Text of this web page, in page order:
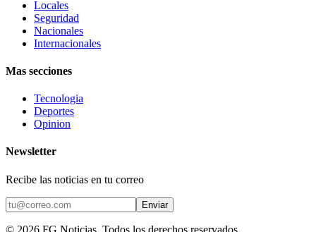
Locales
Seguridad
Nacionales
Internacionales
Mas secciones
Tecnologia
Deportes
Opinion
Newsletter
Recibe las noticias en tu correo
Enviar
© 2026 FG Noticias . Todos los derechos reservados.